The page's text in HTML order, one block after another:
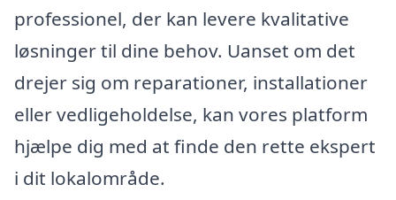
professionel, der kan levere kvalitative
løsninger til dine behov. Uanset om det
drejer sig om reparationer, installationer
eller vedligeholdelse, kan vores platform
hjælpe dig med at finde den rette ekspert
i dit lokalområde.